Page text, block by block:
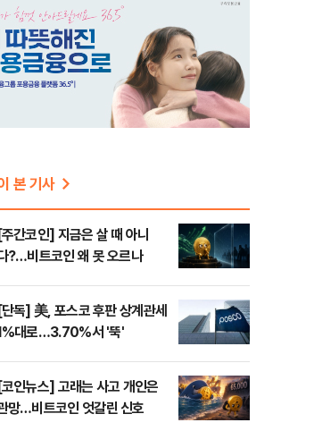
본 기사
간코인] 지금은 살 때 아니
?…비트코인 왜 못 오르나
독] 美, 포스코 후판 상계관세
대로…3.70%서 '뚝'
인뉴스] 고래는 사고 개인은
망…비트코인 엇갈린 신호